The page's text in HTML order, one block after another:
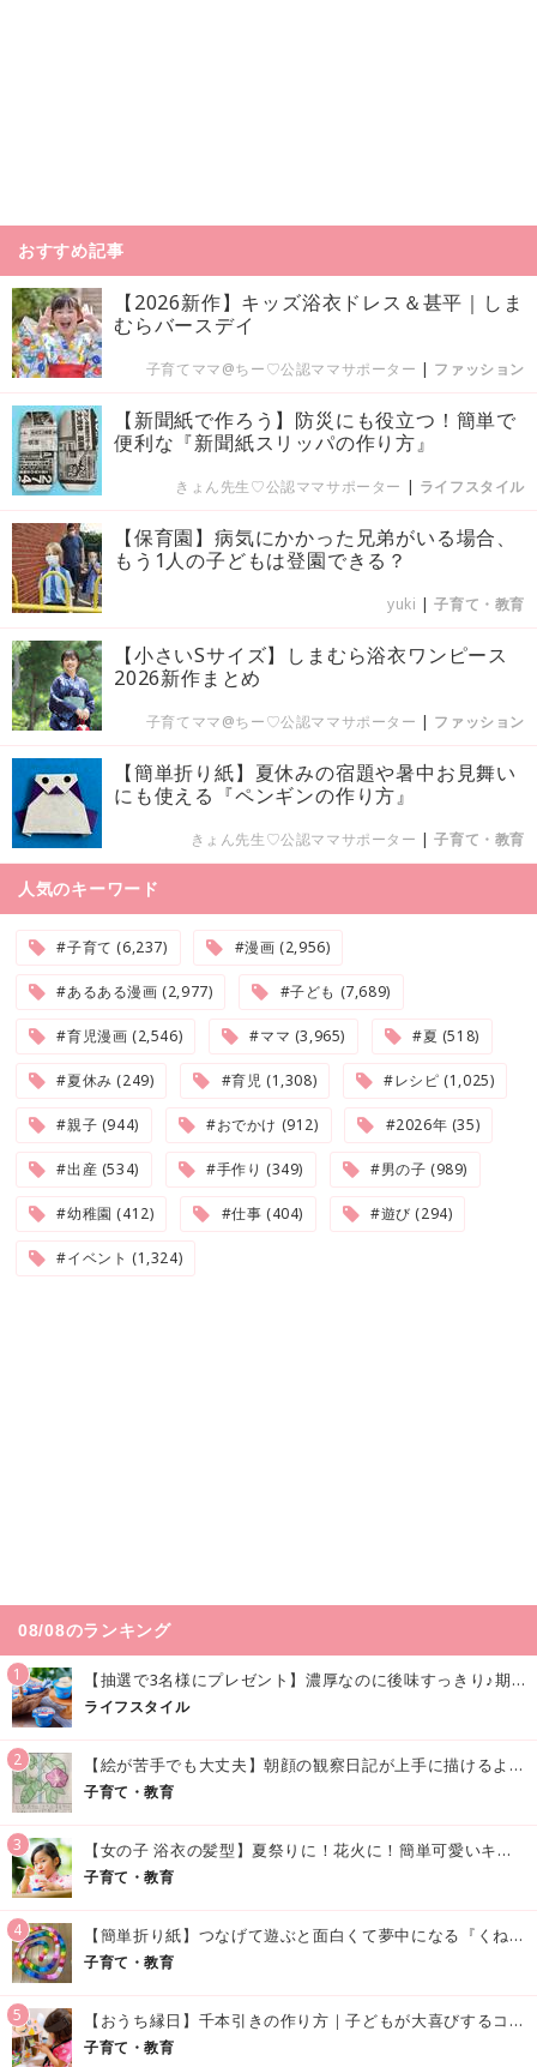
おすすめ記事
【2026新作】キッズ浴衣ドレス＆甚平｜しま
むらバースデイ
子育てママ@ちー♡公認ママサポーター | ファッション
【新聞紙で作ろう】防災にも役立つ！簡単で
便利な『新聞紙スリッパの作り方』
きょん先生♡公認ママサポーター | ライフスタイル
【保育園】病気にかかった兄弟がいる場合、
もう1人の子どもは登園できる？
yuki |子育て・教育
【小さいSサイズ】しまむら浴衣ワンピース
2026新作まとめ
子育てママ@ちー♡公認ママサポーター | ファッション
【簡単折り紙】夏休みの宿題や暑中お見舞い
にも使える『ペンギンの作り方』
きょん先生♡公認ママサポーター |子育て・教育
人気のキーワード
#子育て (6,237) #漫画 (2,956)
#あるある漫画 (2,977) #子ども (7,689)
#育児漫画 (2,546) #ママ (3,965) #夏 (518)
#夏休み (249) #育児 (1,308) #レシピ (1,025)
#親子 (944) #おでかけ (912) #2026年 (35)
#出産 (534) #手作り (349) #男の子 (989)
#幼稚園 (412) #仕事 (404) #遊び (294)
#イベント (1,324)
08/08のランキング
1 【抽選で3名様にプレゼント】濃厚なのに後味すっきり♪期間限定の「メイトーのなめらかプリン カルピス®入りソース」で夏を味わおう！
ライフスタイル
2 【絵が苦手でも大丈夫】朝顔の観察日記が上手に描けるようになる方法｜イラスト付き
子育て・教育
3 【女の子 浴衣の髪型】夏祭りに！花火に！簡単可愛いキッズの浴衣ヘアアレンジまとめ
子育て・教育
4 【簡単折り紙】つなげて遊ぶと面白くて夢中になる『くねくねへびさんの作り方』
子育て・教育
5 【おうち縁日】千本引きの作り方｜子どもが大喜びするコツやアイデア♪
子育て・教育